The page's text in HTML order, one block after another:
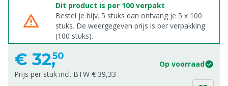
Dit product is per 100 verpakt
Bestel je bijv. 5 stuks dan ontvang je 5 x 100
stuks. De weergegeven prijs is per verpakking
(100 stuks).
€ 32,50
Op voorraad
Prijs per stuk incl. BTW € 39,33